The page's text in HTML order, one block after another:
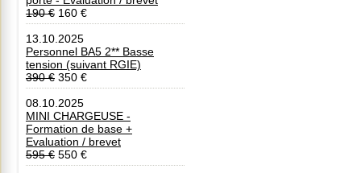
190 € 160 €
13.10.2025
Personnel BA5 2** Basse
tension (suivant RGIE)
390 € 350 €
08.10.2025
MINI CHARGEUSE -
Formation de base +
Evaluation / brevet
595 € 550 €